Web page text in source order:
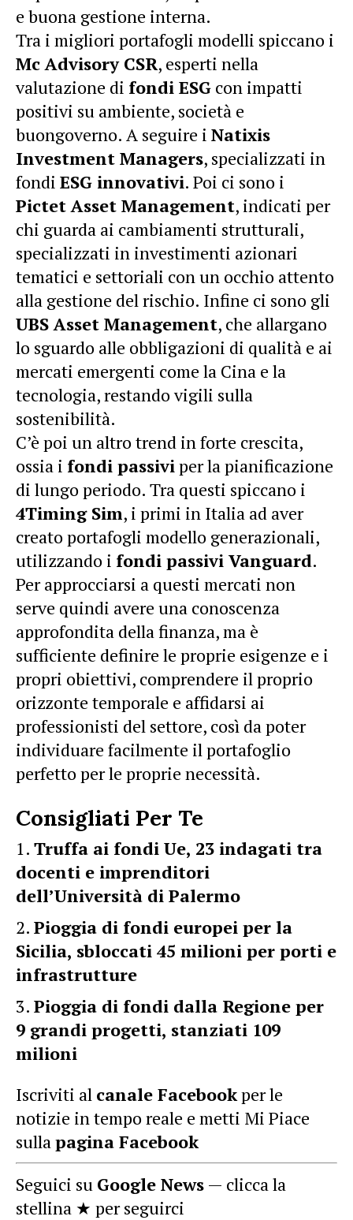
e buona gestione interna.
Tra i migliori portafogli modelli spiccano i
Mc Advisory CSR, esperti nella
valutazione di fondi ESG con impatti
positivi su ambiente, società e
buongoverno. A seguire i Natixis
Investment Managers, specializzati in
fondi ESG innovativi. Poi ci sono i
Pictet Asset Management, indicati per
chi guarda ai cambiamenti strutturali,
specializzati in investimenti azionari
tematici e settoriali con un occhio attento
alla gestione del rischio. Infine ci sono gli
UBS Asset Management, che allargano
lo sguardo alle obbligazioni di qualità e ai
mercati emergenti come la Cina e la
tecnologia, restando vigili sulla
sostenibilità.
C’è poi un altro trend in forte crescita,
ossia i fondi passiviper la pianificazione
di lungo periodo. Tra questi spiccano i
4Timing Sim, i primi in Italia ad aver
creato portafogli modello generazionali,
utilizzando i fondi passivi Vanguard.
Per approcciarsi a questi mercati non
serve quindi avere una conoscenza
approfondita della finanza, ma è
sufficiente definire le proprie esigenze e i
propri obiettivi, comprendere il proprio
orizzonte temporale e affidarsi ai
professionisti del settore, così da poter
individuare facilmente il portafoglio
perfetto per le proprie necessità.
Consigliati Per Te
Truffa ai fondi Ue, 23 indagati tra
docenti e imprenditori
dell’Università di Palermo
Pioggia di fondi europei per la
Sicilia, sbloccati 45 milioni per porti e
infrastrutture
Pioggia di fondi dalla Regione per
9 grandi progetti, stanziati 109
milioni
Iscriviti al canale Facebookper le
notizie in tempo reale e metti Mi Piace
sullapagina Facebook
Seguici su Google News — clicca la
stellina ★ per seguirci